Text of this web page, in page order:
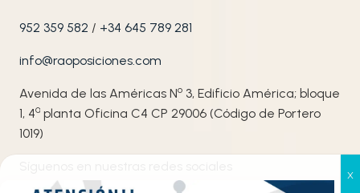
952 359 582 / +34 645 789 281
info@raoposiciones.com
Avenida de las Américas No 3, Edificio América; bloque
1, 4ª planta Oficina C4 CP 29006 (Código de Portero
1019)